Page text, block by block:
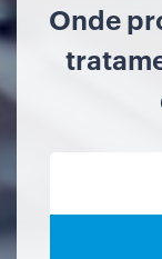
Onde